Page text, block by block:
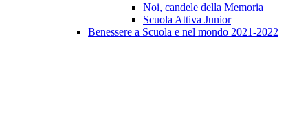
Noi, candele della Memoria
Scuola Attiva Junior
Benessere a Scuola e nel mondo 2021-2022